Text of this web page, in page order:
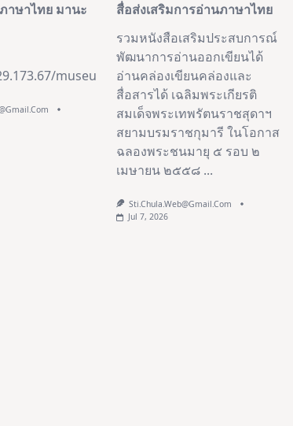
าษาไทย มานะ
museum/biblio/collection/2
สื่อส่งเสริมการอ่านภาษาไทย
รวมหนังสือเสริมประสบการณ์
พัฒนาการอ่านออกเขียนได้
อ่านคล่องเขียนคล่องและ
สื่อสารได้ เฉลิมพระเกียรติ
สมเด็จพระเทพรัตนราชสุดาฯ
สยามบรมราชกุมารี ในโอกาส
ฉลองพระชนมายุ ๕ รอบ ๒
เมษายน ๒๕๕๘ ...
Sti.chula.web@gmail.com
Jul 7, 2026